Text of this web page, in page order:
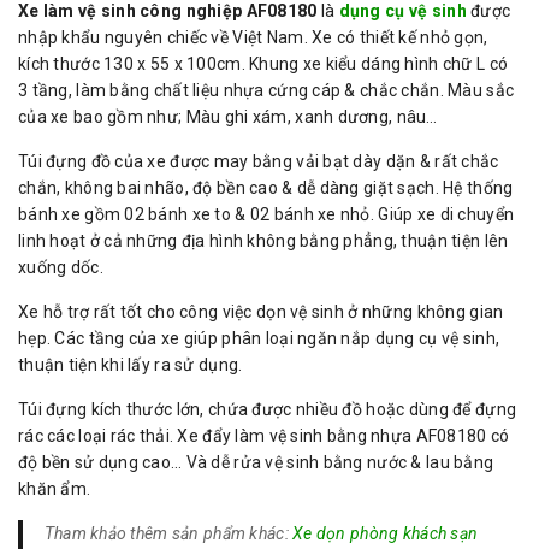
Xe làm vệ sinh công nghiệp AF08180 là dụng cụ vệ sinh được
nhập khẩu nguyên chiếc về Việt Nam. Xe có thiết kế nhỏ gọn,
kích thước 130 x 55 x 100cm. Khung xe kiểu dáng hình chữ L có
3 tầng, làm bằng chất liệu nhựa cứng cáp & chắc chắn. Màu sắc
của xe bao gồm như; Màu ghi xám, xanh dương, nâu…
Túi đựng đồ của xe được may bằng vải bạt dày dặn & rất chắc
chắn, không bai nhão, độ bền cao & dễ dàng giặt sạch. Hệ thống
bánh xe gồm 02 bánh xe to & 02 bánh xe nhỏ. Giúp xe di chuyển
linh hoạt ở cả những địa hình không bằng phẳng, thuận tiện lên
xuống dốc.
Xe hỗ trợ rất tốt cho công việc dọn vệ sinh ở những không gian
hẹp. Các tầng của xe giúp phân loại ngăn nắp dụng cụ vệ sinh,
thuận tiện khi lấy ra sử dụng.
Túi đựng kích thước lớn, chứa được nhiều đồ hoặc dùng để đựng
rác các loại rác thải. Xe đẩy làm vệ sinh bằng nhựa AF08180 có
độ bền sử dụng cao… Và dễ rửa vệ sinh bằng nước & lau bằng
khăn ẩm.
Tham khảo thêm sản phẩm khác:Xe dọn phòng khách sạn